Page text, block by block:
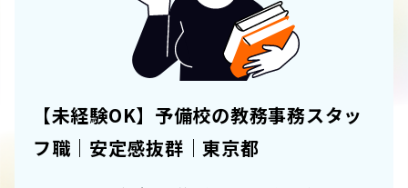
【未経験OK】予備校の教務事務スタッ
フ職｜安定感抜群｜東京都